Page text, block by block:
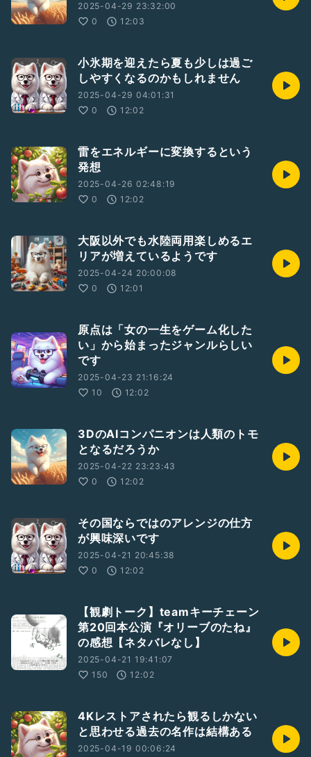
2025-04-29 23:32:00
0
12:03
小氷期を迎えたら夏も少しは過ご
しやすくなるのかもしれません
2025-04-29 04:01:31
0
12:02
雷をエネルギーに変換するという
発想
2025-04-26 02:48:19
0
12:02
大阪以外でも水陸両用楽しめるエ
リアが増えているようです
2025-04-24 20:00:08
0
12:01
原点は「女の一生をゲーム化した
い」から始まったジャンルらしい
です
2025-04-23 21:16:24
10
12:02
3DのAIコンパニオンは人類のトモ
となるだろうか
2025-04-22 23:23:43
0
12:02
その国ならではのアレンジの仕方
が興味深いです
2025-04-21 20:45:38
0
12:02
【観劇トーク】teamキーチェーン
第20回本公演『オリーブのたね』
の感想【ネタバレなし】
2025-04-21 19:41:07
150
12:02
4Kレストアされたら観るしかない
と思わせる過去の名作は結構ある
2025-04-19 00:06:24